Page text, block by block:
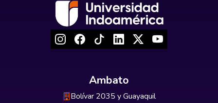
Ambato
Bolívar 2035 y Guayaquil